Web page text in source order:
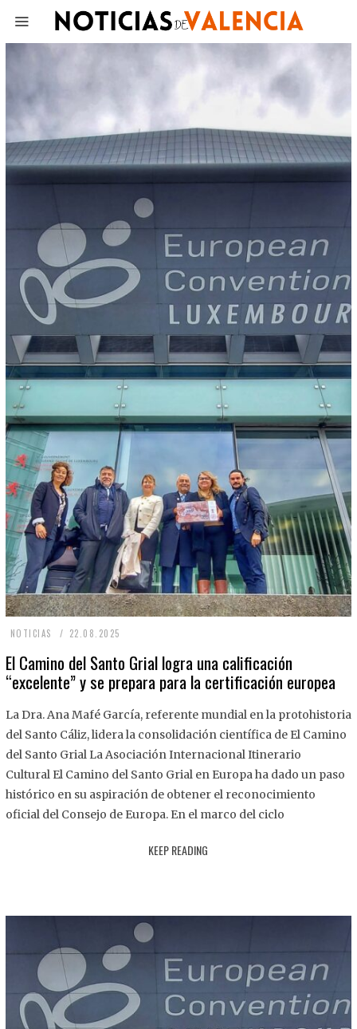
NOTICIAS 22.08.2025
.
8
2
2
El Camino del Santo Grial logra una calificación
“excelente” y se prepara para la certificación europea
La Dra. Ana Mafé García, referente mundial en la protohistoria
del Santo Cáliz, lidera la consolidación científica de El Camino
del Santo Grial La Asociación Internacional Itinerario
Cultural El Camino del Santo Grial en Europa ha dado un paso
histórico en su aspiración de obtener el reconocimiento
oficial del Consejo de Europa. En el marco del ciclo
KEEP READING